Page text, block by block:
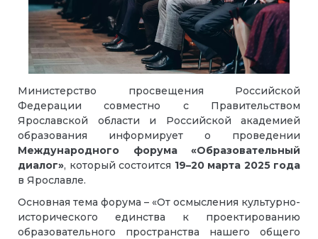
Министерство просвещения Российской
Федерации совместно с Правительством
Ярославской области и Российской академией
образования информирует о проведении
Международного форума «Образовательный
диалог», который состоится 19–20 марта 2025 года
в Ярославле.
Основная тема форума – «От осмысления культурно-
исторического единства к проектированию
образовательного пространства нашего общего